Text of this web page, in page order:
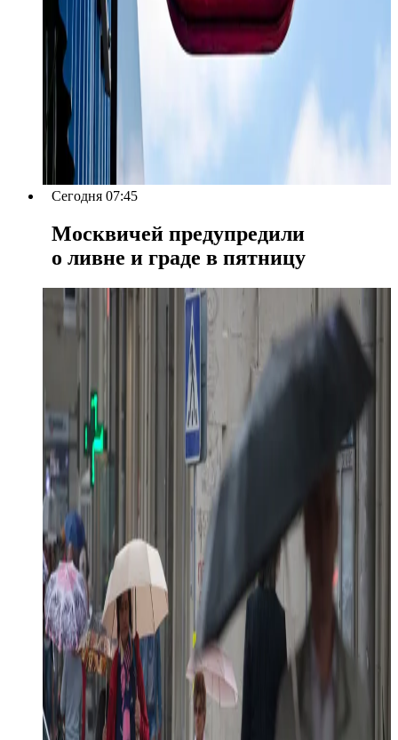
Сегодня 07:45
Москвичей предупредили
о ливне и граде в пятницу